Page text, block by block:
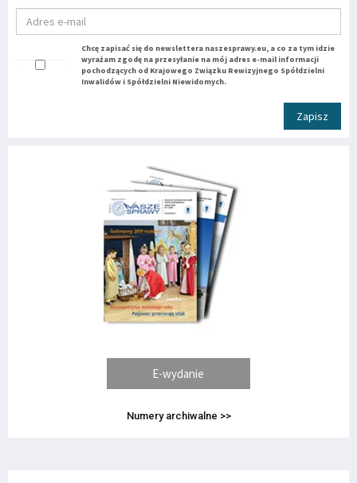
Chcę zapisać się do newslettera naszesprawy.eu, a co za tym idzie
wyrażam zgodę na przesyłanie na mój adres e-mail informacji
pochodzących od Krajowego Związku Rewizyjnego Spółdzielni
Inwalidów i Spółdzielni Niewidomych.
Zapisz
E-wydanie
Numery archiwalne >>